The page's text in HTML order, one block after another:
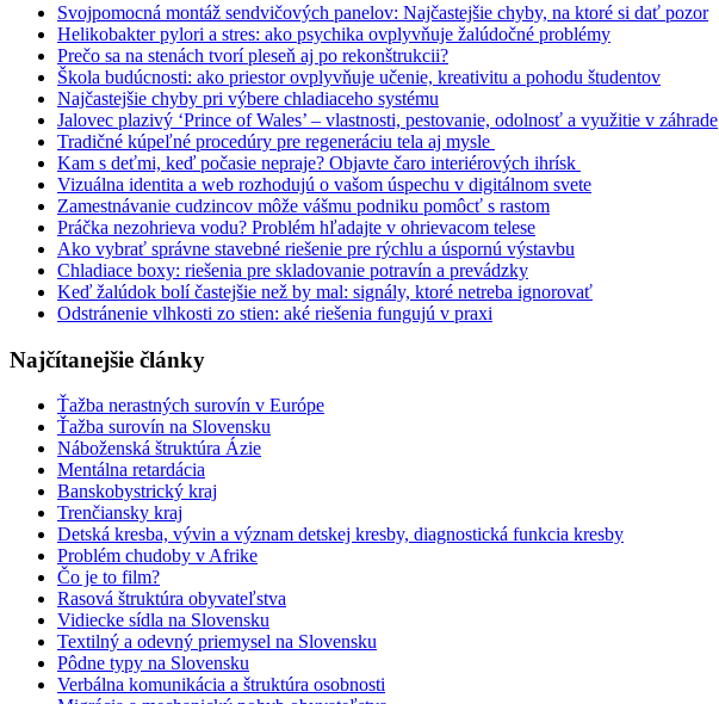
Svojpomocná montáž sendvičových panelov: Najčastejšie chyby, na ktoré si dať pozor
Helikobakter pylori a stres: ako psychika ovplyvňuje žalúdočné problémy
Prečo sa na stenách tvorí pleseň aj po rekonštrukcii?
Škola budúcnosti: ako priestor ovplyvňuje učenie, kreativitu a pohodu študentov
Najčastejšie chyby pri výbere chladiaceho systému
Jalovec plazivý ‘Prince of Wales’ – vlastnosti, pestovanie, odolnosť a využitie v záhrade
Tradičné kúpeľné procedúry pre regeneráciu tela aj mysle
Kam s deťmi, keď počasie nepraje? Objavte čaro interiérových ihrísk
Vizuálna identita a web rozhodujú o vašom úspechu v digitálnom svete
Zamestnávanie cudzincov môže vášmu podniku pomôcť s rastom
Práčka nezohrieva vodu? Problém hľadajte v ohrievacom telese
Ako vybrať správne stavebné riešenie pre rýchlu a úspornú výstavbu
Chladiace boxy: riešenia pre skladovanie potravín a prevádzky
Keď žalúdok bolí častejšie než by mal: signály, ktoré netreba ignorovať
Odstránenie vlhkosti zo stien: aké riešenia fungujú v praxi
Najčítanejšie články
Ťažba nerastných surovín v Európe
Ťažba surovín na Slovensku
Náboženská štruktúra Ázie
Mentálna retardácia
Banskobystrický kraj
Trenčiansky kraj
Detská kresba, vývin a význam detskej kresby, diagnostická funkcia kresby
Problém chudoby v Afrike
Čo je to film?
Rasová štruktúra obyvateľstva
Vidiecke sídla na Slovensku
Textilný a odevný priemysel na Slovensku
Pôdne typy na Slovensku
Verbálna komunikácia a štruktúra osobnosti